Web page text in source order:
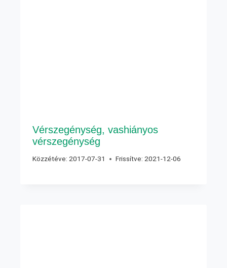
Vérszegénység, vashiányos
vérszegénység
Közzétéve: 2017-07-31 Frissítve: 2021-12-06